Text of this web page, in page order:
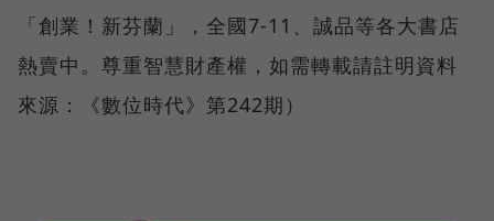
「創業！新芬蘭」，全國7-11、誠品等各大書店
熱賣中。尊重智慧財產權，如需轉載請註明資料
來源：《數位時代》第242期）